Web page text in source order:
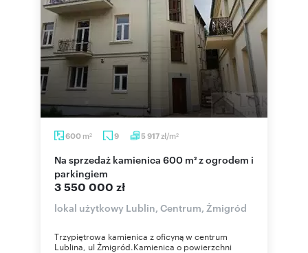
600 m2 9 5 917zł/m2
Na sprzedaż kamienica 600 m² z ogrodem i
parkingiem
3 550 000 zł
lokal użytkowy Lublin, Centrum, Żmigród
Trzypiętrowa kamienica z oficyną w centrum
Lublina, ul Żmigród.Kamienica o powierzchni